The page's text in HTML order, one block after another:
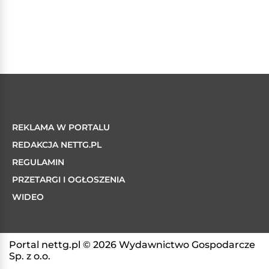
REKLAMA W PORTALU
REDAKCJA NETTG.PL
REGULAMIN
PRZETARGI I OGŁOSZENIA
WIDEO
Portal nettg.pl © 2026 Wydawnictwo Gospodarcze
Sp. z o.o.